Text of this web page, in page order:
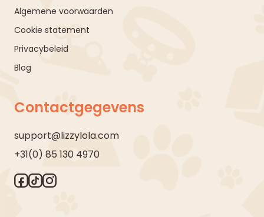
Algemene voorwaarden
Cookie statement
Privacybeleid
Blog
Contactgegevens
support@lizzylola.com
+31(0) 85 130 4970